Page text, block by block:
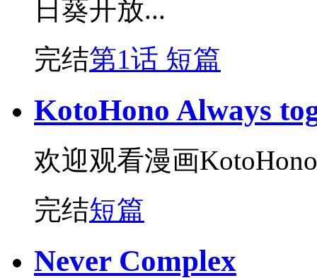
日葵开放...
完结第1话 短篇
KotoHono Always
欢迎观看漫画
完结短篇
Never Complex